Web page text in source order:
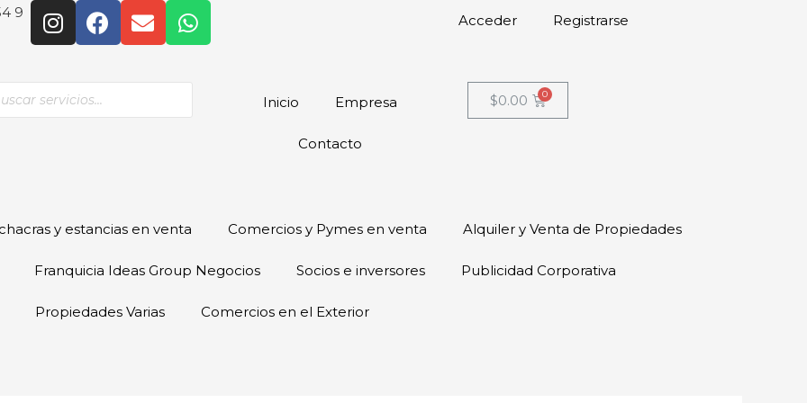
9 Acceder Registrarse
Inicio Empresa
Contacto
$0.00
y estancias en venta Comercios y Pymes en venta Alquiler y Venta de Propiedades
Franquicia Ideas Group Negocios Socios e inversores Publicidad Corporativa
Propiedades Varias Comercios en el Exterior